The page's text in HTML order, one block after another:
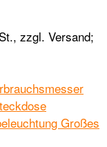
zzgl. Versand;